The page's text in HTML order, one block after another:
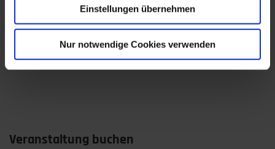
Einstellungen übernehmen
Nur notwendige Cookies verwenden
Forschungsschwerpunkten zählen u.a. Automotive
Software Engineering, Functional Safety sowie Model-
based Development & Testing.
Veranstaltung buchen